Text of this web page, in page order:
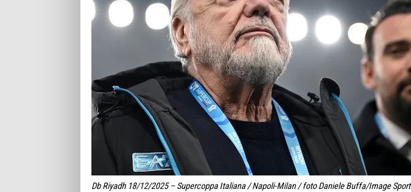
Db Riyadh 18/12/2025 – Supercoppa Italiana / Napoli-Milan / foto Daniele Buffa/Image Sport